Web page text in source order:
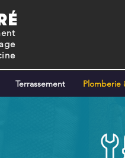
Terrassement Plomberie